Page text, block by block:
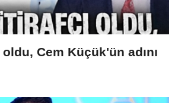
Cem Küçük'ün adını